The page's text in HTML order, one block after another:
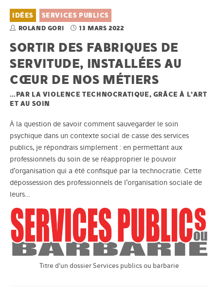
IDÉES SERVICES PUBLICS
ROLAND GORI 13 MARS 2022
SORTIR DES FABRIQUES DE
SERVITUDE, INSTALLÉES AU
CŒUR DE NOS MÉTIERS
…PAR LA VIOLENCE TECHNOCRATIQUE, GRÂCE À L’ART
ET AU SOIN
À la question de savoir comment sauvegarder le soin
psychique dans un contexte social de casse des services
publics, je répondrais simplement : en permettant aux
professionnels du soin de se réapproprier le pouvoir
d’organisation qui a été confisqué par la technocratie. Cette
dépossession des professionnels de l’organisation sociale de
leurs…
Titre d'un dossier Services publics ou barbarie